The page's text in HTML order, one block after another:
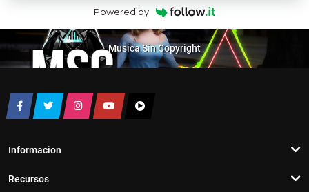
Powered by
Musica Sin Copyright
Informacion
Recursos